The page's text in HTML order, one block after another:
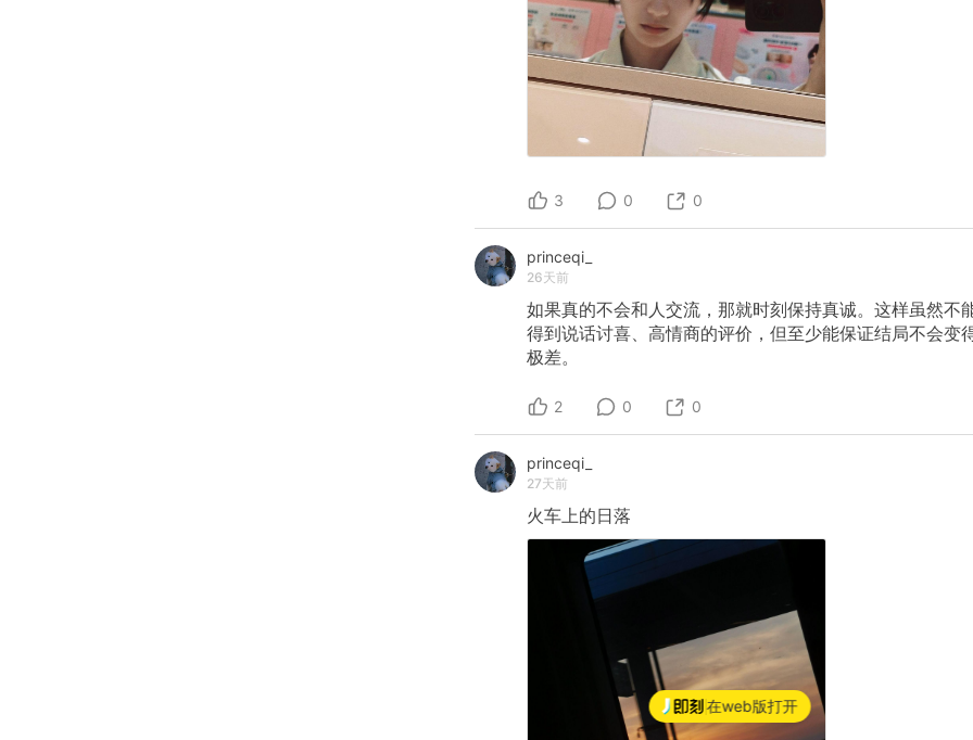
在web版打开
3 0 0
princeqi_
26天前
如果真的不会和人交流，那就时刻保持真诚。这样虽然不
得到说话讨喜、高情商的评价，但至少能保证结局不会变
极差。
2 0 0
princeqi_
27天前
火车上的日落